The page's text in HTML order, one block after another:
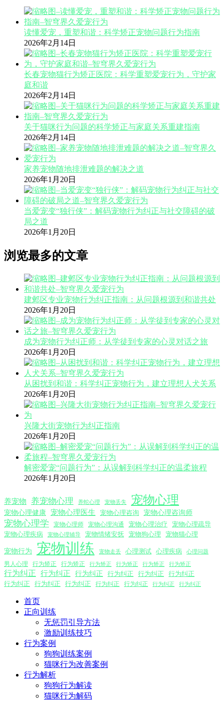
读懂爱宠，重塑和谐：科学矫正宠物问题行为指南
2026年2月14日
长春宠物猫行为矫正医院：科学重塑爱宠行为，守护家
庭和谐
2026年2月14日
关于猫咪行为问题的科学矫正与家庭关系重建指南
2026年2月14日
家养宠物随地排泄难题的解决之道
2026年1月20日
当爱宠变“独行侠”：解码宠物行为纠正与社交障碍的破
局之道
2026年1月20日
浏览最多的文章
建邺区专业宠物行为纠正指南：从问题根源到和谐共处
2026年1月20日
成为宠物行为纠正师：从学徒到专家的心灵对话之旅
2026年1月20日
从困扰到和谐：科学纠正宠物行为，建立理想人犬关系
2026年1月20日
兴隆大街宠物行为纠正指南
2026年1月20日
解密爱宠“问题行为”：从误解到科学纠正的温柔旅程
2026年1月20日
养宠物 养宠物心理 养蛇心理 宠物丢失 宠物心理
宠物心理健康 宠物心理医生 宠物心理咨询 宠物心理咨询师
宠物心理学 宠物心理师 宠物心理沟通 宠物心理治疗
宠物心理疏导
宠物心理疾病
宠物心理辅导 宠物情绪安抚 宠物狗心理 宠物猫心理
宠物行为 宠物训练 宠物走丢 心理测试 心理疾病 心理问题
男人心理 行为矫正 行为矫正 行为矫正 行为矫正 行为矫正 行为矫正
行为纠正 行为纠正 行为纠正 行为纠正 行为纠正
行为纠正
行为纠正
行为纠正 行为纠正 行为纠正 行为纠正 行为纠正 行为纠正
首页
正向训练
无惩罚引导方法
激励训练技巧
行为案例
狗狗训练案例
猫咪行为改善案例
行为解析
狗狗行为解读
猫咪行为解码